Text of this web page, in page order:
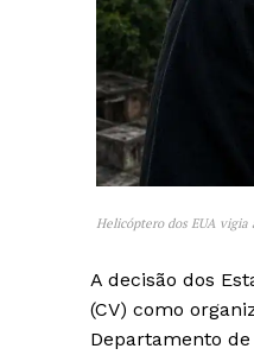
Helicóptero dos EUA
A decisão dos
(CV) como
Departamento